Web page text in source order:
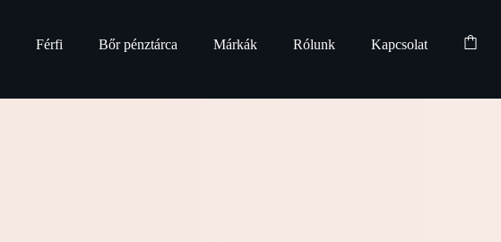
Férfi Bőr pénztárca Márkák Rólunk Kapcsolat